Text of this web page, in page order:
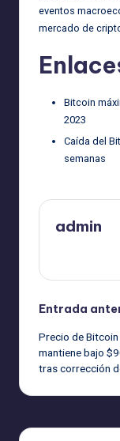
eventos
mercado de
Bitcoin
2023
Caída del
semanas
admin
de
Entrada
Precio de Bitcoin
mantiene bajo
tras corrección